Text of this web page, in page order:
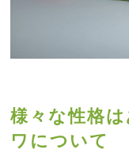
様々な性格
ワについて